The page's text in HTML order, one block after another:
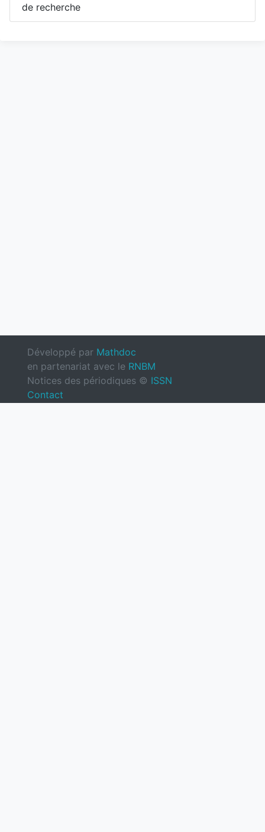
de recherche
Développé par Mathdoc
en partenariat avec le RNBM
Notices des périodiques © ISSN
Contact